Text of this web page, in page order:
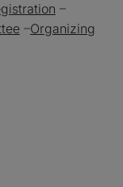
–
–Organizing